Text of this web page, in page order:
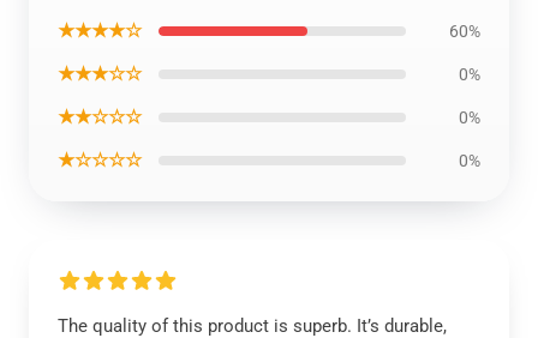
★★★★☆ 60%
★★★☆☆ 0%
★★☆☆☆ 0%
★☆☆☆☆ 0%
The quality of this product is superb. It’s durable,